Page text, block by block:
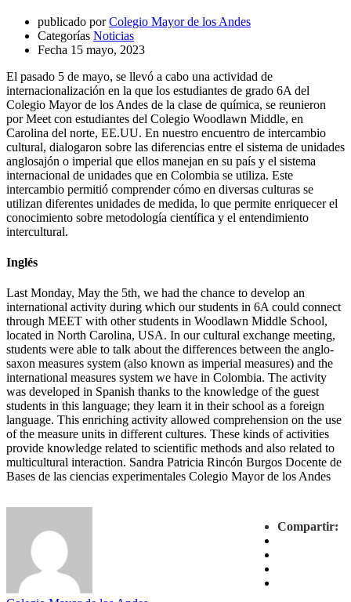
publicado por Colegio Mayor de los Andes
Categorías Noticias
Fecha 15 mayo, 2023
El pasado 5 de mayo, se llevó a cabo una actividad de
internacionalización en la que los estudiantes de grado 6A del
Colegio Mayor de los Andes de la clase de química, se reunieron
por Meet con estudiantes del Colegio Woodlawn Middle, en
Carolina del norte, EE.UU. En nuestro encuentro de intercambio
cultural, dialogaron sobre las diferencias entre el sistema de unidades
anglosajón o imperial que ellos manejan en su país y el sistema
internacional de unidades que en Colombia se utiliza. Este
intercambio permitió comprender cómo en diversas culturas se
utilizan diferentes unidades de medida, lo que permite enriquecer el
conocimiento sobre metodología científica y el entendimiento
intercultural.
Inglés
Last Monday, May the 5th, we had the chance to develop an
international activity during which our students in 6A could connect
through MEET with other students in Woodlawn Middle School,
located in North Carolina, USA. In our cultural exchange meeting,
students were able to talk about the differences between the anglo-
saxon measures system (also known as imperial measures) and the
international measures system we have in Colombia. The activity
was developed in Spanish thanks to the knowledge of the guest
students in this language; they learn it in their school as a foreign
language. This enriching activity allowed comprehension on the use
of the measure units in different cultures. These kinds of activities
provide knowledge related to scientific methods and also related to
multicultural interaction. Sandra Patricia Rincón Burgos Docente de
Bases de las ciencias experimentales Colegio Mayor de los Andes
Compartir: